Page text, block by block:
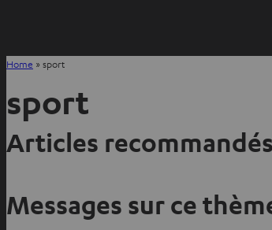
Home »sport
sport
Articles recommandés
Messages sur ce